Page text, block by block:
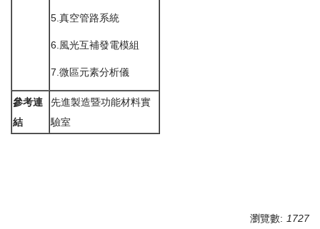
5.真空管路系統
6.風光互補發電模組
7.微區元素分析儀
參考連
結
先進製造暨功能材料實
驗室
瀏覽數: 1727